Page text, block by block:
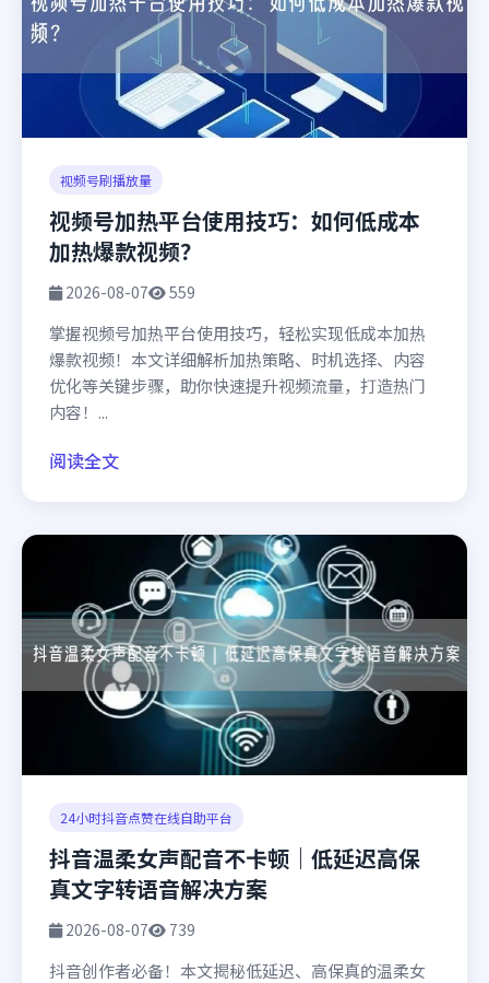
视频号刷播放量
视频号加热平台使用技巧：如何低成本
加热爆款视频？
2026-08-07 559
掌握视频号加热平台使用技巧，轻松实现低成本加热
爆款视频！本文详细解析加热策略、时机选择、内容
优化等关键步骤，助你快速提升视频流量，打造热门
内容！...
阅读全文
24小时抖音点赞在线自助平台
抖音温柔女声配音不卡顿｜低延迟高保
真文字转语音解决方案
2026-08-07 739
抖音创作者必备！本文揭秘低延迟、高保真的温柔女